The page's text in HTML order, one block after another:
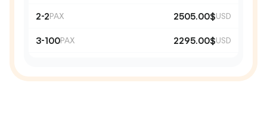
2-2PAX 2505.00$USD
3-100PAX 2295.00$USD